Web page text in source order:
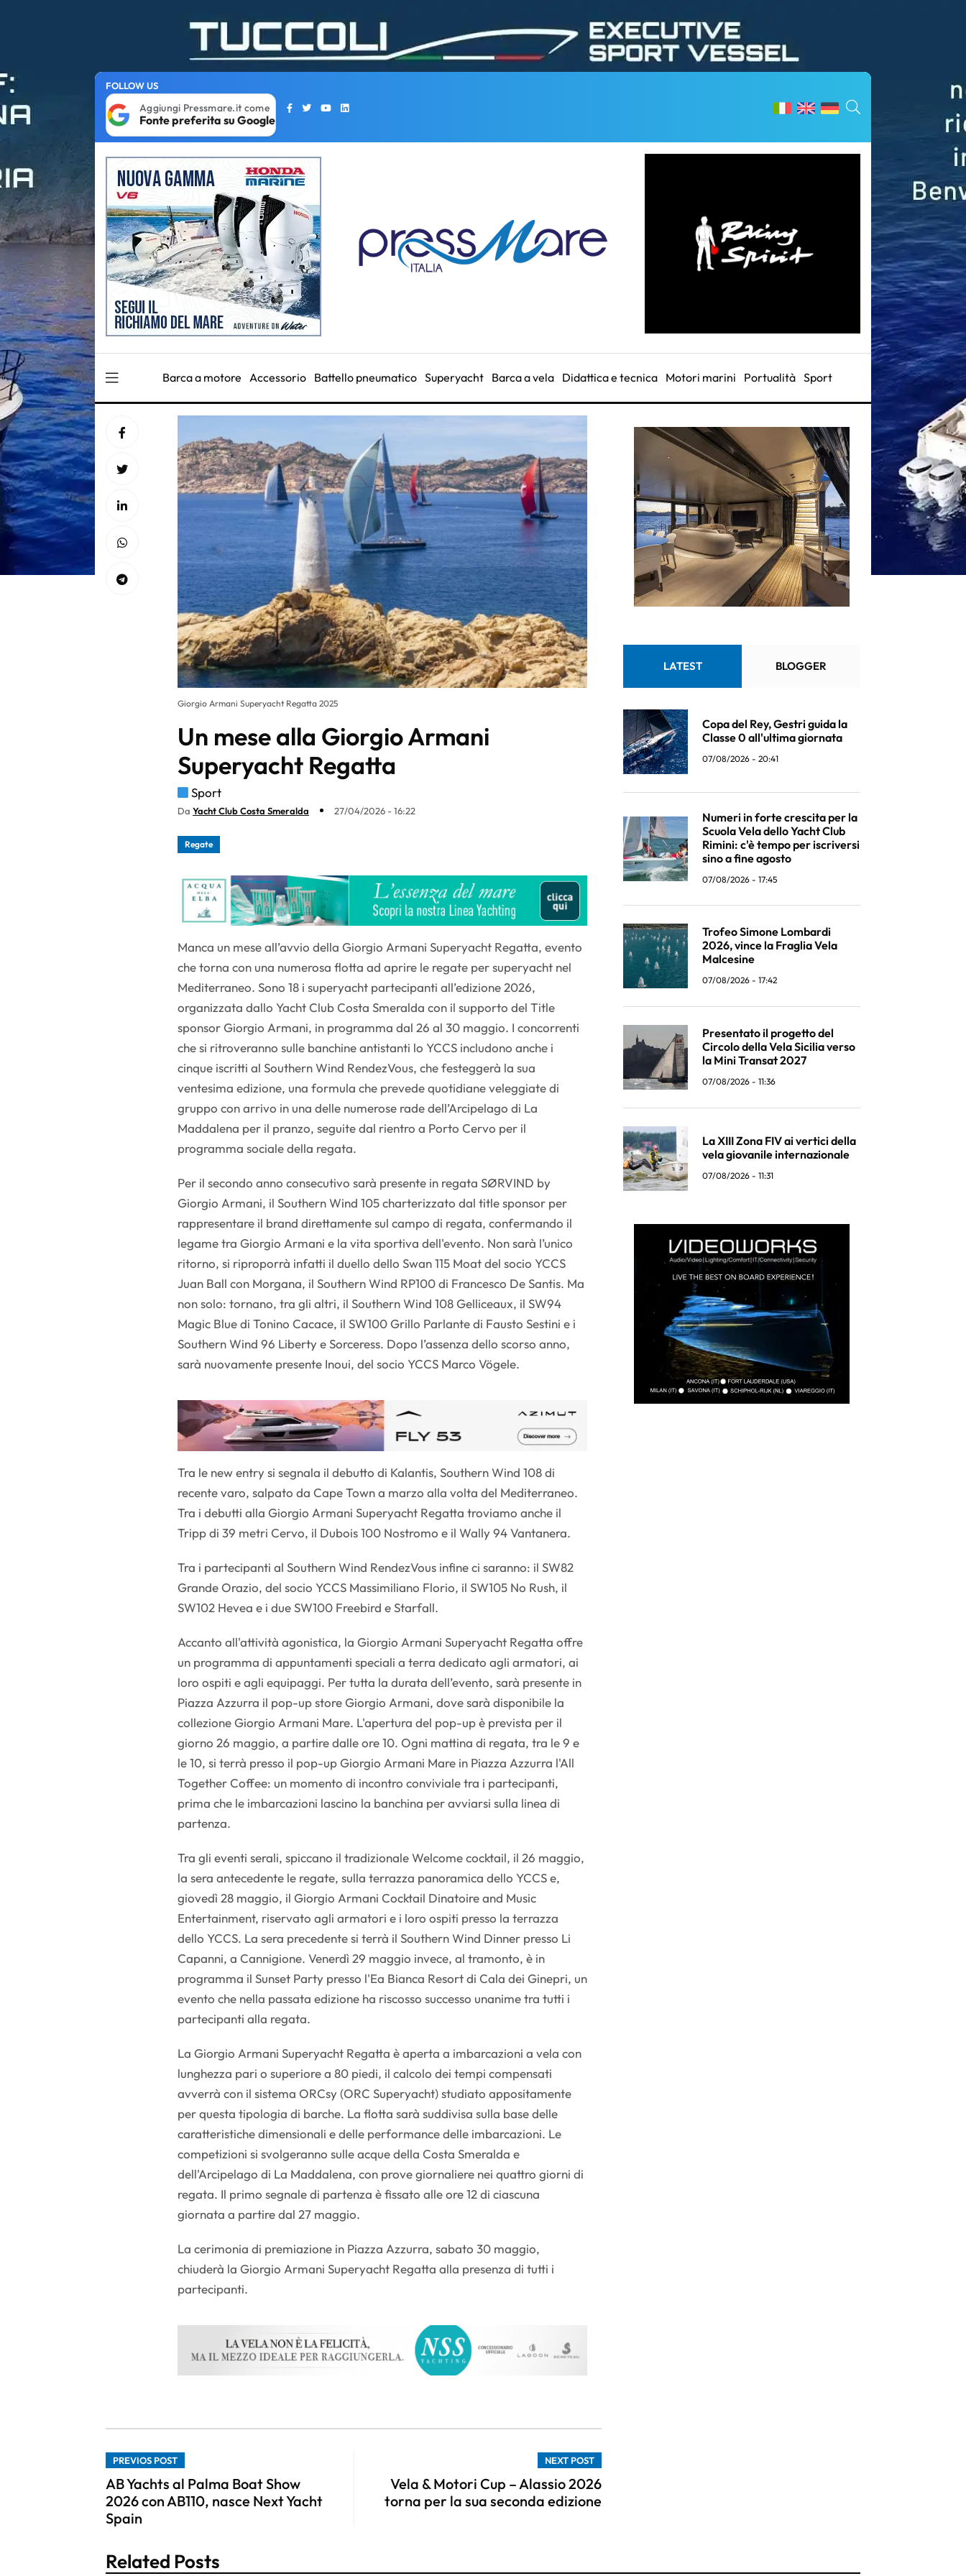
FOLLOW US
Aggiungi Pressmare.it come
Fonte preferita su Google
Barca a motore Accessorio Battello pneumatico Superyacht Barca a vela Didattica e tecnica Motori marini Portualità Sport
Giorgio Armani Superyacht Regatta 2025
Un mese alla Giorgio Armani
Superyacht Regatta
Sport
Da Yacht Club Costa Smeralda 27/04/2026 - 16:22
Regate
Manca un mese all’avvio della Giorgio Armani Superyacht Regatta, evento
che torna con una numerosa flotta ad aprire le regate per superyacht nel
Mediterraneo. Sono 18 i superyacht partecipanti all’edizione 2026,
organizzata dallo Yacht Club Costa Smeralda con il supporto del Title
sponsor Giorgio Armani, in programma dal 26 al 30 maggio. I concorrenti
che si ritroveranno sulle banchine antistanti lo YCCS includono anche i
cinque iscritti al Southern Wind RendezVous, che festeggerà la sua
ventesima edizione, una formula che prevede quotidiane veleggiate di
gruppo con arrivo in una delle numerose rade dell’Arcipelago di La
Maddalena per il pranzo, seguite dal rientro a Porto Cervo per il
programma sociale della regata.
Per il secondo anno consecutivo sarà presente in regata SØRVIND by
Giorgio Armani, il Southern Wind 105 charterizzato dal title sponsor per
rappresentare il brand direttamente sul campo di regata, confermando il
legame tra Giorgio Armani e la vita sportiva dell'evento. Non sarà l’unico
ritorno, si riproporrà infatti il duello dello Swan 115 Moat del socio YCCS
Juan Ball con Morgana, il Southern Wind RP100 di Francesco De Santis. Ma
non solo: tornano, tra gli altri, il Southern Wind 108 Gelliceaux, il SW94
Magic Blue di Tonino Cacace, il SW100 Grillo Parlante di Fausto Sestini e i
Southern Wind 96 Liberty e Sorceress. Dopo l’assenza dello scorso anno,
sarà nuovamente presente Inoui, del socio YCCS Marco Vögele.
Tra le new entry si segnala il debutto di Kalantis, Southern Wind 108 di
recente varo, salpato da Cape Town a marzo alla volta del Mediterraneo.
Tra i debutti alla Giorgio Armani Superyacht Regatta troviamo anche il
Tripp di 39 metri Cervo, il Dubois 100 Nostromo e il Wally 94 Vantanera.
Tra i partecipanti al Southern Wind RendezVous infine ci saranno: il SW82
Grande Orazio, del socio YCCS Massimiliano Florio, il SW105 No Rush, il
SW102 Hevea e i due SW100 Freebird e Starfall.
Accanto all'attività agonistica, la Giorgio Armani Superyacht Regatta offre
un programma di appuntamenti speciali a terra dedicato agli armatori, ai
loro ospiti e agli equipaggi. Per tutta la durata dell’evento, sarà presente in
Piazza Azzurra il pop-up store Giorgio Armani, dove sarà disponibile la
collezione Giorgio Armani Mare. L'apertura del pop-up è prevista per il
giorno 26 maggio, a partire dalle ore 10. Ogni mattina di regata, tra le 9 e
le 10, si terrà presso il pop-up Giorgio Armani Mare in Piazza Azzurra l'All
Together Coffee: un momento di incontro conviviale tra i partecipanti,
prima che le imbarcazioni lascino la banchina per avviarsi sulla linea di
partenza.
Tra gli eventi serali, spiccano il tradizionale Welcome cocktail, il 26 maggio,
la sera antecedente le regate, sulla terrazza panoramica dello YCCS e,
giovedì 28 maggio, il Giorgio Armani Cocktail Dinatoire and Music
Entertainment, riservato agli armatori e i loro ospiti presso la terrazza
dello YCCS. La sera precedente si terrà il Southern Wind Dinner presso Li
Capanni, a Cannigione. Venerdì 29 maggio invece, al tramonto, è in
programma il Sunset Party presso l'Ea Bianca Resort di Cala dei Ginepri, un
evento che nella passata edizione ha riscosso successo unanime tra tutti i
partecipanti alla regata.
La Giorgio Armani Superyacht Regatta è aperta a imbarcazioni a vela con
lunghezza pari o superiore a 80 piedi, il calcolo dei tempi compensati
avverrà con il sistema ORCsy (ORC Superyacht) studiato appositamente
per questa tipologia di barche. La flotta sarà suddivisa sulla base delle
caratteristiche dimensionali e delle performance delle imbarcazioni. Le
competizioni si svolgeranno sulle acque della Costa Smeralda e
dell'Arcipelago di La Maddalena, con prove giornaliere nei quattro giorni di
regata. Il primo segnale di partenza è fissato alle ore 12 di ciascuna
giornata a partire dal 27 maggio.
La cerimonia di premiazione in Piazza Azzurra, sabato 30 maggio,
chiuderà la Giorgio Armani Superyacht Regatta alla presenza di tutti i
partecipanti.
PREVIOS POST
AB Yachts al Palma Boat Show
2026 con AB110, nasce Next Yacht
Spain
NEXT POST
Vela & Motori Cup – Alassio 2026
torna per la sua seconda edizione
LATEST BLOGGER
Copa del Rey, Gestri guida la
Classe 0 all'ultima giornata
07/08/2026 - 20:41
Numeri in forte crescita per la
Scuola Vela dello Yacht Club
Rimini: c'è tempo per iscriversi
sino a fine agosto
07/08/2026 - 17:45
Trofeo Simone Lombardi
2026, vince la Fraglia Vela
Malcesine
07/08/2026 - 17:42
Presentato il progetto del
Circolo della Vela Sicilia verso
la Mini Transat 2027
07/08/2026 - 11:36
La XIII Zona FIV ai vertici della
vela giovanile internazionale
07/08/2026 - 11:31
Related Posts